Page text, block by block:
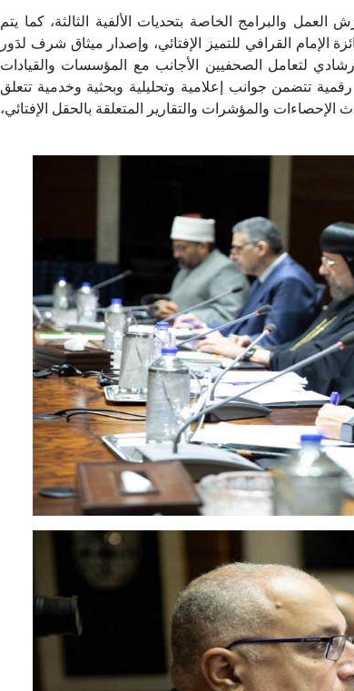
والبرامج الخاصة بتحديات الألفية الثالثة، كما يتم
الإمام القرافي للتميز الإفتائي، وإصدار ميثاق شرف لدَور
لتعامل الصحفيين الأجانب مع المؤسسات والقيادات
رقمية تتضمن جوانب إعلامية وتحليلية وبحثية وخدمية تتعلق
والمؤشرات والتقارير المتعلقة بالحقل الإفتائي،